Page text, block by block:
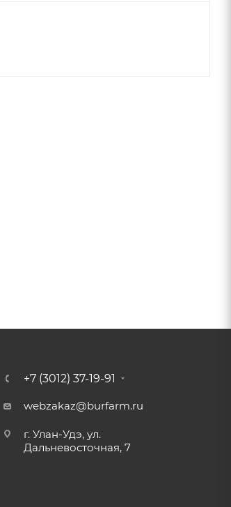
+7 (3012) 37-19-91
webzakaz@burfarm.ru
г. Улан-Удэ, ул.
Дальневосточная, 7